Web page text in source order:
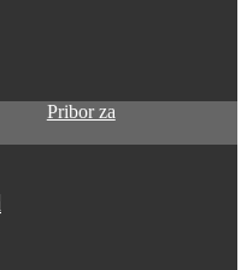
Pribor za